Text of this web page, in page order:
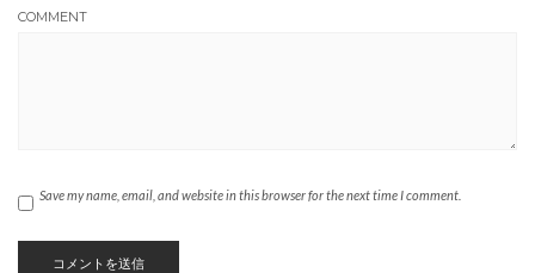
COMMENT
Save my name, email, and website in this browser for the next time I comment.